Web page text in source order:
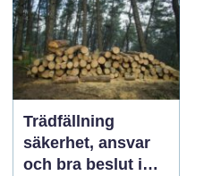
Trädfällning
säkerhet, ansvar
och bra beslut i